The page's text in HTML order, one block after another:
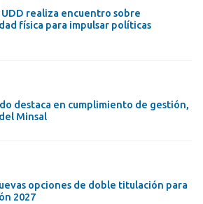
realiza encuentro sobre
física para impulsar políticas
destaca en cumplimiento de gestión,
Minsal
opciones de doble titulación para
2027